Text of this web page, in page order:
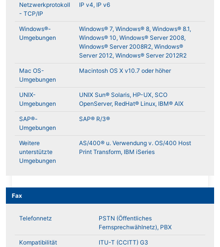
Netzwerkprotokoll
- TCP/IP
IP v4, IP v6
Windows®-
Umgebungen
Windows® 7, Windows® 8, Windows® 8.1,
Windows® 10, Windows® Server 2008,
Windows® Server 2008R2, Windows®
Server 2012, Windows® Server 2012R2
Mac OS-
Umgebungen
Macintosh OS X v10.7 oder höher
UNIX-
Umgebungen
UNIX Sun® Solaris, HP-UX, SCO
OpenServer, RedHat® Linux, IBM® AIX
SAP®-
Umgebungen
SAP® R/3®
Weitere
unterstützte
Umgebungen
AS/400® u. Verwendung v. OS/400 Host
Print Transform, IBM iSeries
Fax
Telefonnetz
PSTN (Öffentliches
Fernsprechwählnetz), PBX
Kompatibilität ITU-T (CCITT) G3